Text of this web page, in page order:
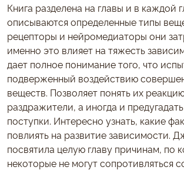
Книга разделена на главы и в каждой
описываются определенные типы
рецепторы и нейромедиаторы они
именно это влияет на тяжесть
дает полное понимание того, что
подверженный воздействию
веществ. Позволяет понять их
раздражители, а иногда и
поступки. Интересно узнать, какие
повлиять на развитие зависимости.
посвятила целую главу причинам, по
некоторые не могут сопротивляться